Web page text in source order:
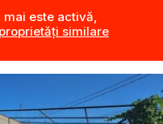
mai este activă,
similare